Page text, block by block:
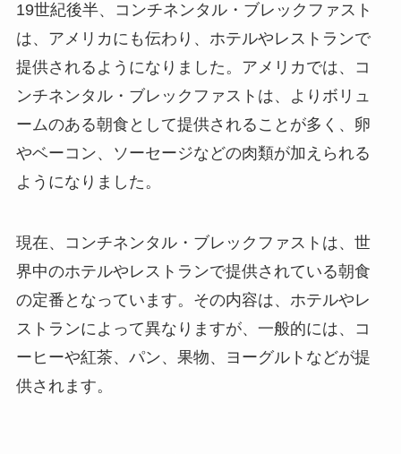
19世紀後半、コンチネンタル・ブレックファスト
は、アメリカにも伝わり、ホテルやレストランで
提供されるようになりました。アメリカでは、コ
ンチネンタル・ブレックファストは、よりボリュ
ームのある朝食として提供されることが多く、卵
やベーコン、ソーセージなどの肉類が加えられる
ようになりました。
現在、コンチネンタル・ブレックファストは、世
界中のホテルやレストランで提供されている朝食
の定番となっています。その内容は、ホテルやレ
ストランによって異なりますが、一般的には、コ
ーヒーや紅茶、パン、果物、ヨーグルトなどが提
供されます。